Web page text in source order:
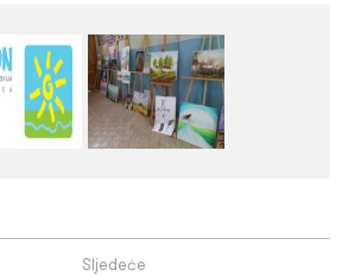
Sljedeće